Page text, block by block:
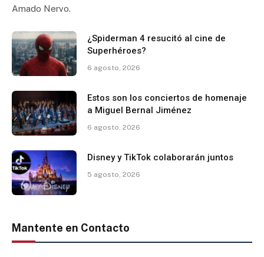
Amado Nervo.
¿Spiderman 4 resucitó al cine de
Superhéroes?
6 agosto, 2026
Estos son los conciertos de homenaje
a Miguel Bernal Jiménez
6 agosto, 2026
Disney y TikTok colaborarán juntos
5 agosto, 2026
Mantente en Contacto